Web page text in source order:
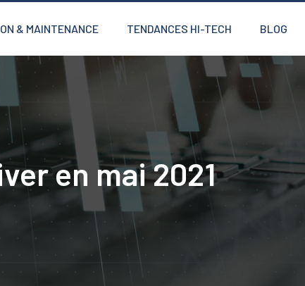
& MAINTENANCE TENDANCES HI-TECH BLOG
en mai 2021